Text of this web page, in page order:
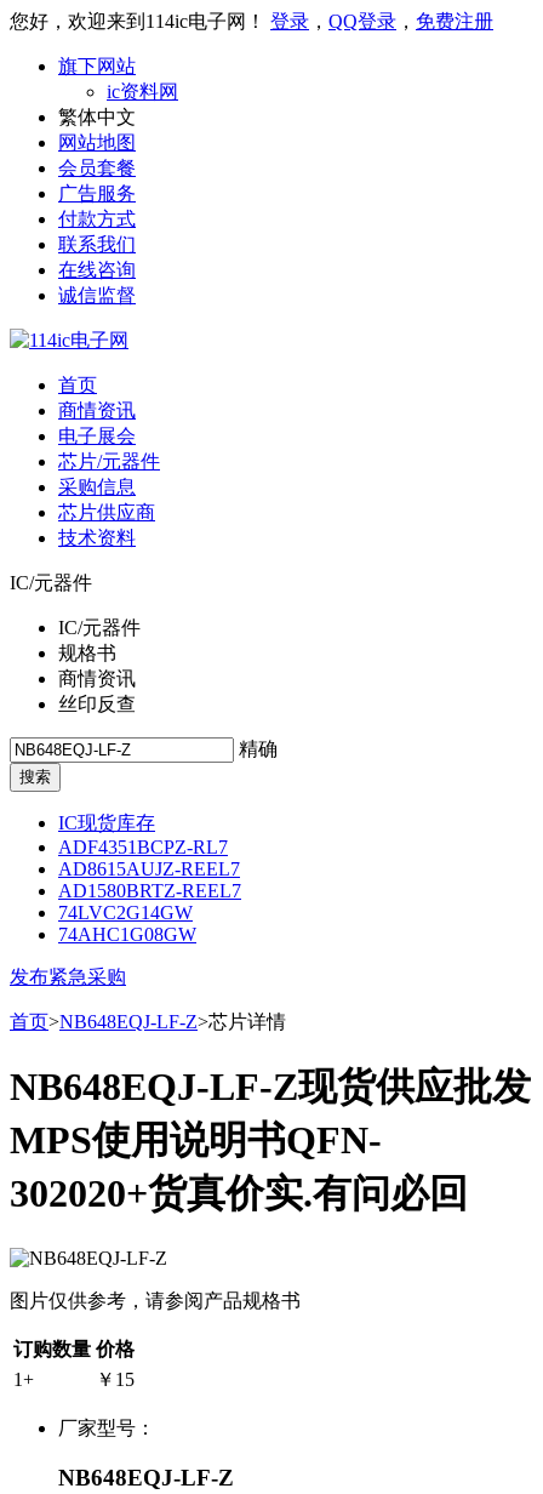
您好，欢迎来到114ic电子网！ 登录 ， QQ登录 ， 免费注册
旗下网站
ic资料网
繁体中文
网站地图
会员套餐
广告服务
付款方式
联系我们
在线咨询
诚信监督
首页
商情资讯
电子展会
芯片/元器件
采购信息
芯片供应商
技术资料
IC/元器件
IC/元器件
规格书
商情资讯
丝印反查
精确
IC现货库存
ADF4351BCPZ-RL7
AD8615AUJZ-REEL7
AD1580BRTZ-REEL7
74LVC2G14GW
74AHC1G08GW
发布紧急采购
首页>NB648EQJ-LF-Z>芯片详情
NB648EQJ-LF-Z现货供应批发
MPS使用说明书QFN-
302020+货真价实.有问必回
图片仅供参考，请参阅产品规格书
订购数量 价格
1+
￥15
厂家型号：
NB648EQJ-LF-Z